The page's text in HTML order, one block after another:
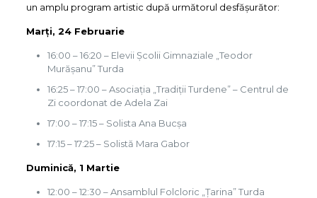
un amplu program artistic după următorul desfășurător:
Marți, 24 Februarie
16:00 – 16:20 – Elevii Şcolii Gimnaziale „Teodor
Murășanu” Turda
16:25 – 17:00 – Asociația „Tradiții Turdene” – Centrul de
Zi coordonat de Adela Zai
17:00 – 17:15 – Solista Ana Bucșa
17:15 – 17:25 – Solistă Mara Gabor
Duminică, 1 Martie
12:00 – 12:30 – Ansamblul Folcloric „Țarina” Turda